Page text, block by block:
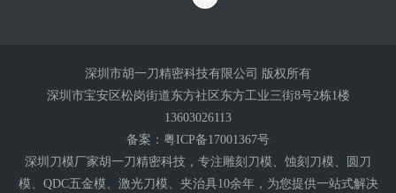
深圳市胡一刀精密科技有限公司 版权所有
深圳市宝安区松岗街道东方社区东方工业三街8号2栋1楼
13603026113
备案： 粤ICP备17001367号
深圳刀模厂家胡一刀精密科技，专注雕刻 刀模 、蚀刻刀模、圆刀
模、QDC五金模、激光刀模、夹治具10余年，为您提供一站式解决